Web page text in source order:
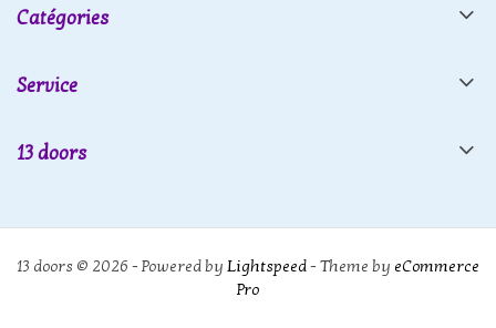
Catégories
Service
13 doors
13 doors © 2026 - Powered by Lightspeed- Theme by eCommerce
Pro